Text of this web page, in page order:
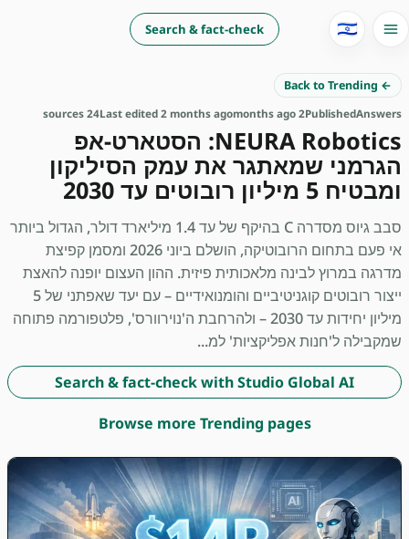
Search & fact-check 🇮🇱
← Back to Trending
Answers
Published
2 months ago
Last edited 2 months ago
24 sources
NEURA Robotics: הסטארט-אפ
הגרמני שמאתגר את עמק הסיליקון
ומבטיח 5 מיליון רובוטים עד 2030
סבב גיוס מסדרה C בהיקף של עד 1.4 מיליארד דולר, הגדול ביותר
אי פעם בתחום הרובוטיקה, הושלם ביוני 2026 ומסמן קפיצת
מדרגה במרוץ לבינה מלאכותית פיזית. ההון העצום יופנה להאצת
ייצור רובוטים קוגניטיביים והומנואידיים – עם יעד שאפתני של 5
מיליון יחידות עד 2030 – ולהרחבת ה'נוירוורס', פלטפורמה פתוחה
שמקבילה ל'חנות אפליקציות' למ...
Search & fact-check with Studio Global AI
Browse more Trending pages